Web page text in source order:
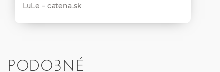
LuLe – catena.sk
PODOBNÉ